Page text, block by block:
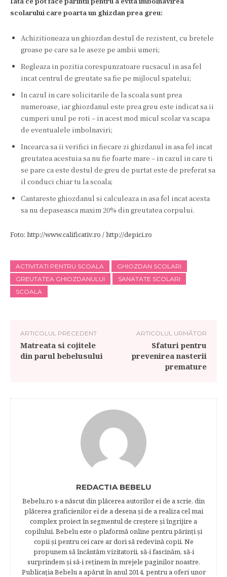
scolarului care poarta un ghizdan prea greu:
Achizitioneaza un ghiozdan destul de rezistent, cu bretele
groase pe care sa le aseze pe ambii umeri;
Regleaza in pozitia corespunzatoare rucsacul in asa fel
incat centrul de greutate sa fie pe mijlocul spatelui;
In cazul in care solicitarile de la scoala sunt prea
numeroase, iar ghiozdanul este prea greu este indicat sa ii
cumperi unul pe roti – in acest mod micul scolar va scapa
de eventualele imbolnaviri;
Incearca sa ii verifici in fiecare zi ghizdanul in asa fel incat
greutatea acestuia sa nu fie foarte mare – in cazul in care ti
se pare ca este destul de greu de purtat este de preferat sa
il conduci chiar tu la scoala;
Cantareste ghiozdanul si calculeaza in asa fel incat acesta
sa nu depaseasca maxim 20% din greutatea corpului.
Foto: http://www.calificativ.ro / http://depici.ro
ACTIVITATI PENTRU SCOALA
GHIOZDAN SCOLARI
GREUTATEA GHIOZDANULUI
SANATATE SCOLARI
SCOALA
ARTICOLUL PRECEDENT
Matreata si cojitele
din parul bebelusului
ARTICOLUL URMĂTOR
Sfaturi pentru
prevenirea nasterii
premature
REDACTIA BEBELU
Bebelu.ro s-a născut din plăcerea autorilor ei de a scrie, din
plăcerea graficienilor ei de a desena şi de a realiza cel mai
complex proiect în segmentul de creştere şi îngrijire a
copilului. Bebelu este o plaformă online pentru părinţi şi
copii şi pentru cei care ar dori să redevină copii. Ne
propunem să încântăm vizitatorii, să-i fascinăm, să-i
surprindem şi să-i reţinem în mrejele paginilor noastre.​
Publicația Bebelu a apărut în anul 2014, pentru a oferi unor